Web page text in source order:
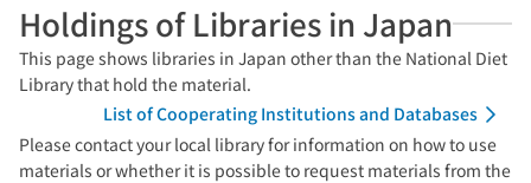
Holdings of Libraries in Japan
This page shows libraries in Japan other than the National Diet
Library that hold the material.
List of Cooperating Institutions and Databases
Please contact your local library for information on how to use
materials or whether it is possible to request materials from the